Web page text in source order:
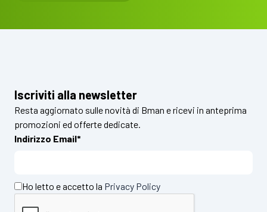
Iscriviti alla newsletter
Resta aggiornato sulle novità di Bman e ricevi in anteprima
promozioni ed offerte dedicate.
Indirizzo Email*
Ho letto e accetto la Privacy Policy